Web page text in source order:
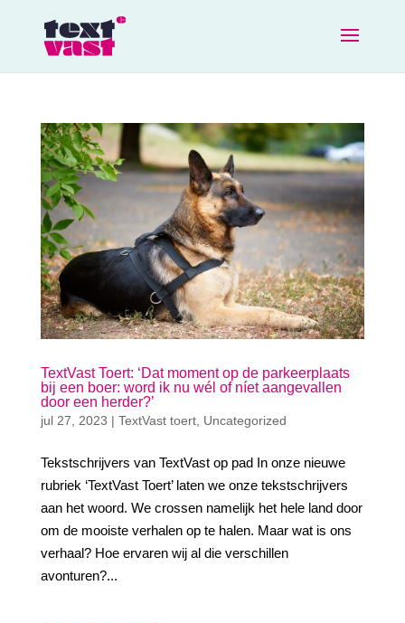
TextVast Toert: ‘Dat moment op de parkeerplaats
bij een boer: word ik nu wél of níet aangevallen
door een herder?’
jul 27, 2023 | TextVast toert, Uncategorized
Tekstschrijvers van TextVast op pad In onze nieuwe
rubriek ‘TextVast Toert’ laten we onze tekstschrijvers
aan het woord. We crossen namelijk het hele land door
om de mooiste verhalen op te halen. Maar wat is ons
verhaal? Hoe ervaren wij al die verschillen
avonturen?...